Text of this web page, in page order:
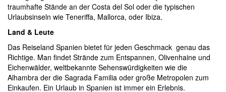
traumhafte Stände an der Costa del Sol oder die typischen
Urlaubsinseln wie Teneriffa, Mallorca, oder Ibiza.
Land & Leute
Das Reiseland Spanien bietet für jeden Geschmack genau das
Richtige. Man findet Strände zum Entspannen, Olivenhaine und
Eichenwälder, weltbekannte Sehenswürdigkeiten wie die
Alhambra der die Sagrada Familia oder große Metropolen zum
Einkaufen. Ein Urlaub in Spanien ist immer ein Erlebnis.